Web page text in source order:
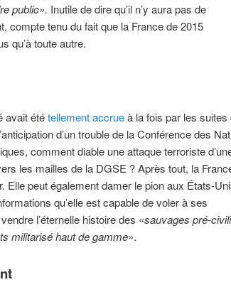
public». Inutile de dire qu’il n’y aura pas de
compte tenu du fait que la France de 2015
qu’à toute autre.
avait ététellement accrueà la fois par les suites
d’un trouble de la Conférence des
comment diable une attaque terroriste
les mailles de la DGSE ? Après tout, la
Elle peut également damer le pion aux États-
qu’elle est capable de voler à ses
l’éternelle histoire des «sauvages pré-
militarisé haut de gamme».